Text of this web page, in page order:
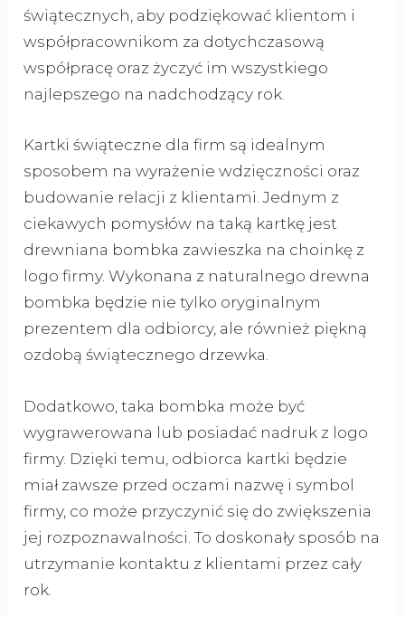
świątecznych, aby podziękować klientom i
współpracownikom za dotychczasową
współpracę oraz życzyć im wszystkiego
najlepszego na nadchodzący rok.
Kartki świąteczne dla firm są idealnym
sposobem na wyrażenie wdzięczności oraz
budowanie relacji z klientami. Jednym z
ciekawych pomysłów na taką kartkę jest
drewniana bombka zawieszka na choinkę z
logo firmy. Wykonana z naturalnego drewna
bombka będzie nie tylko oryginalnym
prezentem dla odbiorcy, ale również piękną
ozdobą świątecznego drzewka.
Dodatkowo, taka bombka może być
wygrawerowana lub posiadać nadruk z logo
firmy. Dzięki temu, odbiorca kartki będzie
miał zawsze przed oczami nazwę i symbol
firmy, co może przyczynić się do zwiększenia
jej rozpoznawalności. To doskonały sposób na
utrzymanie kontaktu z klientami przez cały
rok.